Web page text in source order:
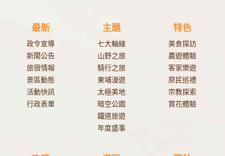
最新
政令宣導
新聞公告
旅宿情報
景區動態
活動快訊
行政表單
主題
七大軸線
山野之旅
騎行之旅
東埔漫遊
太極美地
暗空公園
鐵道旅遊
年度盛事
特色
美食探訪
農遊體驗
客家樂遊
原民巡禮
宗教探索
賞花體驗